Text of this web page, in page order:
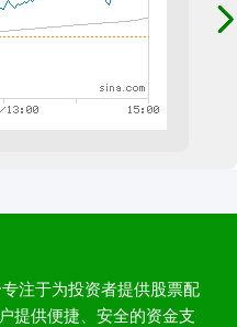
注于为投资者提供股票配
提供便捷、安全的资金支